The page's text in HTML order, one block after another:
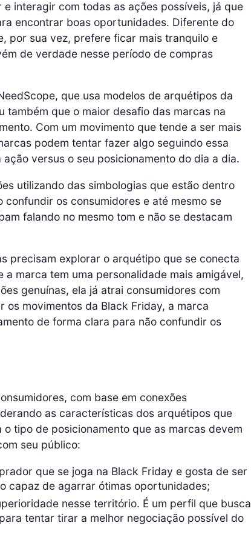
interagir com todas as ações possíveis, já que
encontrar boas oportunidades. Diferente do
por sua vez, prefere ficar mais tranquilo e
de verdade nesse período de compras
que usa modelos de arquétipos da
também que o maior desafio das marcas na
Com um movimento que tende a ser mais
podem tentar fazer algo seguindo essa
versus o seu posicionamento do dia a dia.
utilizando das simbologias que estão dentro
os consumidores e até mesmo se
falando no mesmo tom e não se destacam
precisam explorar o arquétipo que se conecta
marca tem uma personalidade mais amigável,
genuínas, ela já atrai consumidores com
os movimentos da Black Friday, a marca
de forma clara para não confundir os
com base em conexões
as características dos arquétipos que
tipo de posicionamento que as marcas devem
seu público:
que se joga na Black Friday e gosta de ser
capaz de agarrar ótimas oportunidades;
nesse território. É um perfil que busca
tentar tirar a melhor negociação possível do